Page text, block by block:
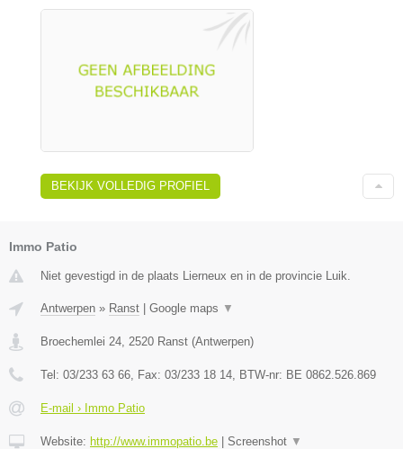
BEKIJK VOLLEDIG PROFIEL
Immo Patio
Niet gevestigd in de plaats Lierneux en in de provincie Luik.
Antwerpen » Ranst Google maps ▼
Broechemlei 24 2520 Ranst (Antwerpen)
Tel: 03/233 63 66 , Fax: 03/233 18 14 , BTW-nr: BE 0862.526.869
E-mail › Immo Patio
Website: http://www.immopatio.be Screenshot ▼